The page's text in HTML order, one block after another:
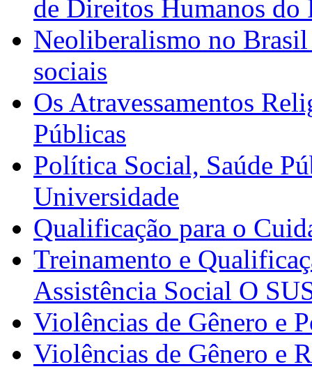
de Direitos Humanos do
Neoliberalismo no
sociais
Os Atravessamentos
Públicas
Política Social, Saúde
Universidade
Qualificação para o
Treinamento e
Assistência Social O
Violências de Gênero e
Violências de Gênero e